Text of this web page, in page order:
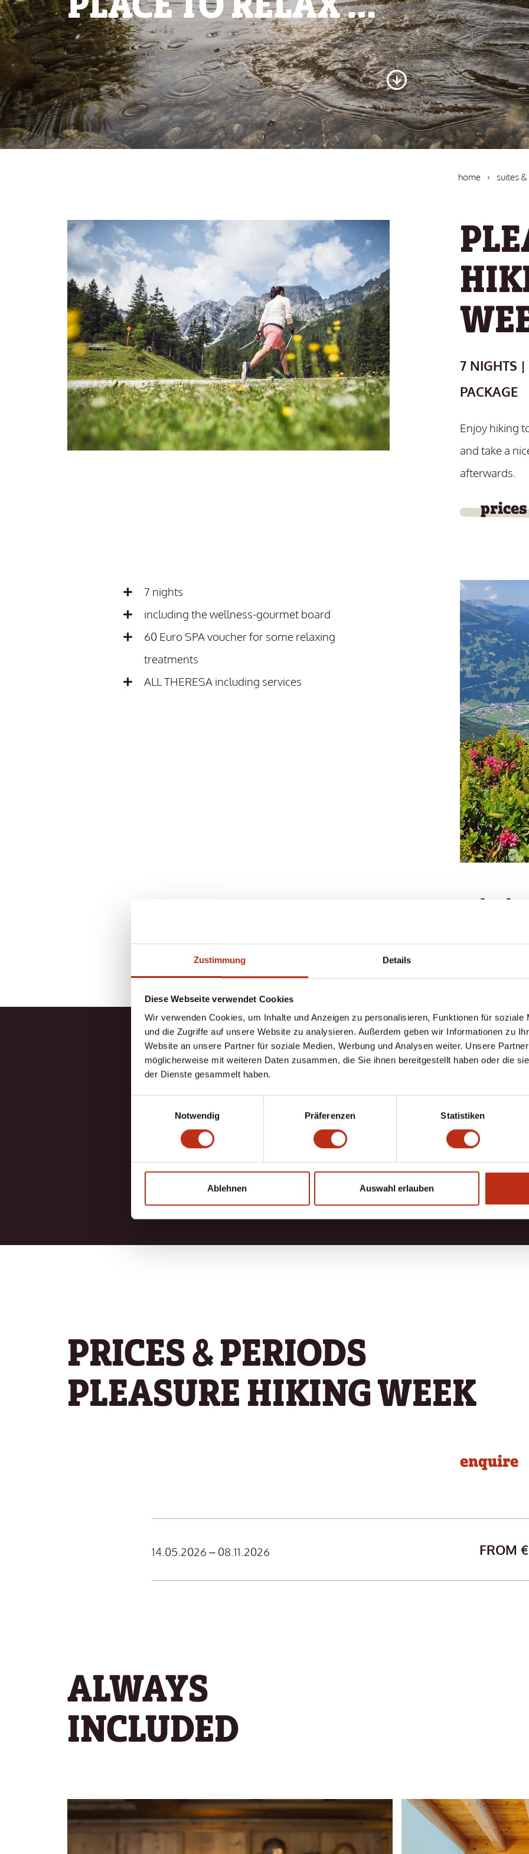
Zustimmung Details
Diese Webseite verwendet Cookies
Wir verwenden Cookies, um Inhalte und Anzeigen zu personalisieren, Funktionen für soziale
und die Zugriffe auf unsere Website zu analysieren. Außerdem geben wir Informationen zu
Website an unsere Partner für soziale Medien, Werbung und Analysen weiter. Unsere
möglicherweise mit weiteren Daten zusammen, die Sie ihnen bereitgestellt haben oder die
der Dienste gesammelt haben.
Notwendig
Präferenzen Statistiken
Ablehnen Auswahl erlauben
home suites
7 NIGHTS |
PACKAGE
Enjoy hiking
and take a
afterwards.
7 nights
including the wellness-gourmet board
60 Euro SPA voucher for some relaxing
treatments
ALL THERESA including services
book
5.0
TRUSTYOU
based on 127 reviews
I WOULD
the
PRICES & PERIODS
PLEASURE HIKING WEEK
enquire
14.05.2026 – 08.11.2026 FROM
ALWAYS
INCLUDED